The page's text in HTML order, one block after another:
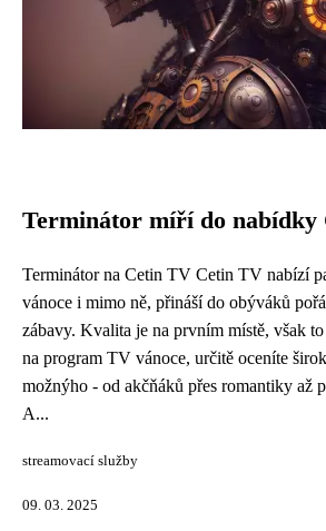
Terminátor míří do
Terminátor na Cetin TV Cetin TV nabízí
vánoce i mimo ně, přináší do obýváků
zábavy. Kvalita je na prvním místě, však
na program TV vánoce, určitě oceníte
možnýho - od akčňáků přes romantiky až
A...
streamovací služby
09. 03. 2025